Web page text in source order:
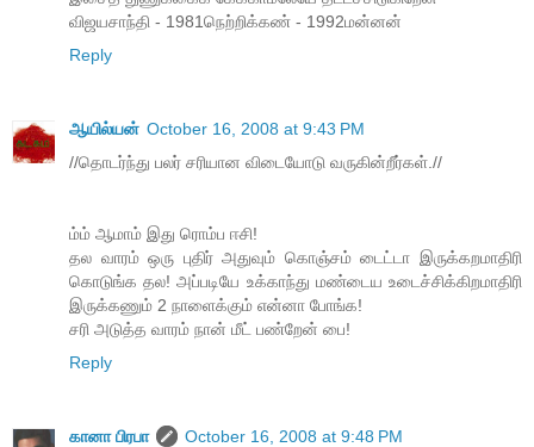
விஜயசாந்தி - 1981நெற்றிக்கண் - 1992மன்னன்
Reply
ஆயில்யன் October 16, 2008 at 9:43 PM
//தொடர்ந்து பலர் சரியான விடையோடு வருகின்றீர்கள்.//
ம்ம் ஆமாம் இது ரொம்ப ஈசி!
தல வாரம் ஒரு புதிர் அதுவும் கொஞ்சம் டைட்டா இருக்கறமாதிரி
கொடுங்க தல! அப்படியே உக்காந்து மண்டைய உடைச்சிக்கிறமாதிரி
இருக்கணும் 2 நாளைக்கும் என்னா போங்க!
சரி அடுத்த வாரம் நான் மீட் பண்றேன் பை!
Reply
கானா பிரபா
October 16, 2008 at 9:48 PM